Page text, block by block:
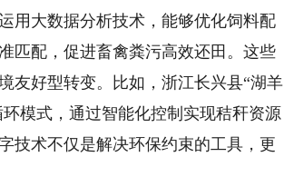
用大数据分析技术，能够优化饲料配
匹配，促进畜禽粪污高效还田。这些
友好型转变。比如，浙江长兴县“湖羊
模式，通过智能化控制实现秸秆资源
技术不仅是解决环保约束的工具，更